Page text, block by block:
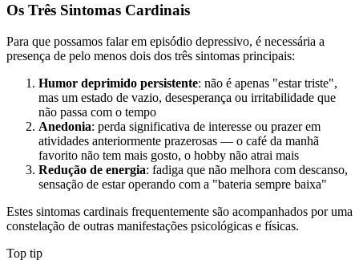
Os Três Sintomas Cardinais
Para que possamos falar em episódio depressivo, é necessária a
presença de pelo menos dois dos três sintomas principais:
Humor deprimido persistente: não é apenas "estar triste",
mas um estado de vazio, desesperança ou irritabilidade que
não passa com o tempo
Anedonia: perda significativa de interesse ou prazer em
atividades anteriormente prazerosas — o café da manhã
favorito não tem mais gosto, o hobby não atrai mais
Redução de energia: fadiga que não melhora com descanso,
sensação de estar operando com a "bateria sempre baixa"
Estes sintomas cardinais frequentemente são acompanhados por uma
constelação de outras manifestações psicológicas e físicas.
Top tip